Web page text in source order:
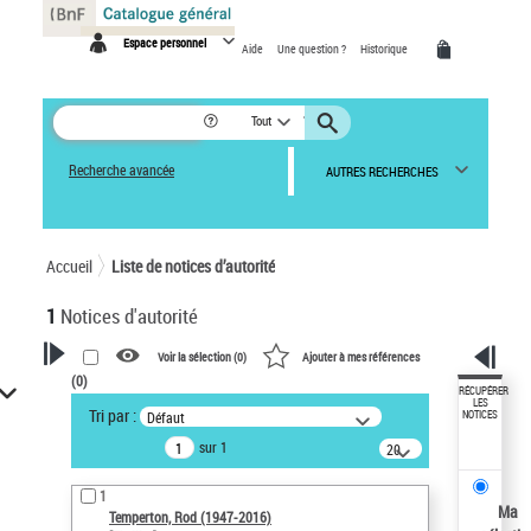
Espace personnel Aide Une question ? Historique
Tout
Recherche avancée AUTRES RECHERCHES
Accueil Liste de notices d’autorité
1 Notices d'autorité
VOTRE RECHERCHE
Recherche avancée dans les
notices d’autorité
Œuvres liées à l'auteur :
Temperton, Rod (1947-2016)
Voir la sélection (0) Ajouter à mes références
(0)
Tri par : Défaut
sur 1
20
résultats/page
1
Temperton, Rod (1947-2016)
RÉCUPÉRER
LES
NOTICES
Ma
Panneau de gestion des cookies